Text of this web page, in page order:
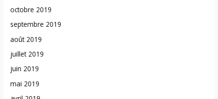
octobre 2019
septembre 2019
août 2019
juillet 2019
juin 2019
mai 2019